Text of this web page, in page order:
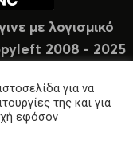
με λογισμικό
2008 - 2025
για να
της και για
εφόσον